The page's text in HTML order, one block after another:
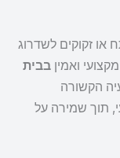
זקוקים לשדרוג
ואמין בבית
הקשורה
תוך שמירה על